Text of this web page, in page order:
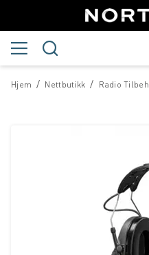
/
Hjem /
Nettbutikk Radio